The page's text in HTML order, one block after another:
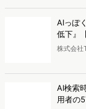
タ集計や
（
を拡充
AIっぽ
低下』
株式会社
わる担
し、結果
AI検索
用者の